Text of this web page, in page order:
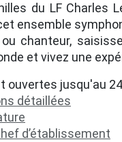
du LF Charles
ensemble
chanteur,
et vivez une
jusqu'au
détaillées
d’établissement